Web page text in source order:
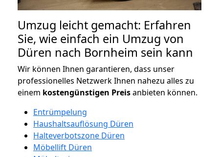
Umzug leicht gemacht: Erfahren
Sie, wie einfach ein Umzug von
Düren nach Bornheim sein kann
Wir können Ihnen garantieren, dass unser
professionelles Netzwerk Ihnen nahezu alles zu
einem kostengünstigen Preisanbieten können.
Entrümpelung
Haushaltsauflösung Düren
Halteverbotszone Düren
Möbellift Düren